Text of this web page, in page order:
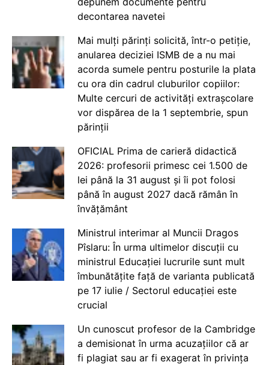
decontarea navetei
Mai mulți părinți solicită, într-o petiție,
anularea deciziei ISMB de a nu mai
acorda sumele pentru posturile la plata
cu ora din cadrul cluburilor copiilor:
Multe cercuri de activități extrașcolare
vor dispărea de la 1 septembrie, spun
părinții
OFICIAL Prima de carieră didactică
2026: profesorii primesc cei 1.500 de
lei până la 31 august și îi pot folosi
până în august 2027 dacă rămân în
învățământ
Ministrul interimar al Muncii Dragos
Pîslaru: În urma ultimelor discuții cu
ministrul Educației lucrurile sunt mult
îmbunătățite față de varianta publicată
pe 17 iulie / Sectorul educației este
crucial
Un cunoscut profesor de la Cambridge
a demisionat în urma acuzațiilor că ar
fi plagiat sau ar fi exagerat în privința